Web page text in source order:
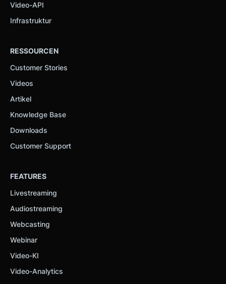
Video-API
Infrastruktur
RESSOURCEN
Customer Stories
Videos
Artikel
Knowledge Base
Downloads
Customer Support
FEATURES
Livestreaming
Audiostreaming
Webcasting
Webinar
Video-KI
Video-Analytics